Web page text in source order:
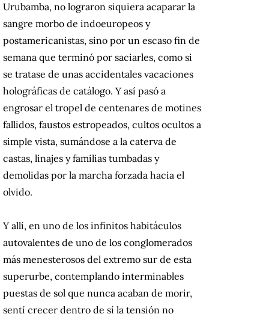
Urubamba, no lograron siquiera acaparar la
sangre morbo de indoeuropeos y
postamericanistas, sino por un escaso fin de
semana que terminó por saciarles, como si
se tratase de unas accidentales vacaciones
holográficas de catálogo. Y así pasó a
engrosar el tropel de centenares de motines
fallidos, faustos estropeados, cultos ocultos a
simple vista, sumándose a la caterva de
castas, linajes y familias tumbadas y
demolidas por la marcha forzada hacia el
olvido.
Y allí, en uno de los infinitos habitáculos
autovalentes de uno de los conglomerados
más menesterosos del extremo sur de esta
superurbe, contemplando interminables
puestas de sol que nunca acaban de morir,
sentí crecer dentro de sí la tensión no